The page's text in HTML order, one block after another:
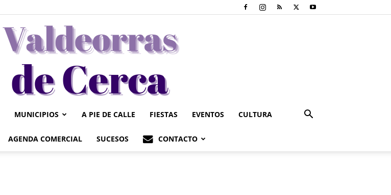
Valdeorrasdecerca
MUNICIPIOS A PIE DE CALLE FIESTAS EVENTOS CULTURA
AGENDA COMERCIAL SUCESOS CONTACTO